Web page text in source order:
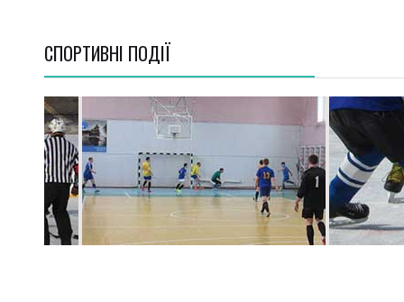
СПОРТИВНI ПОДІЇ